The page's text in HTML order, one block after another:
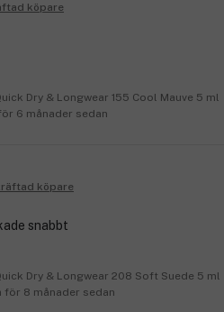
köpare
Dry & Longwear 155 Cool Mauve 5 ml
6 månader sedan
köpare
snabbt
Dry & Longwear 208 Soft Suede 5 ml
för 8 månader sedan